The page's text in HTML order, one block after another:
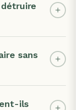
sans
ils